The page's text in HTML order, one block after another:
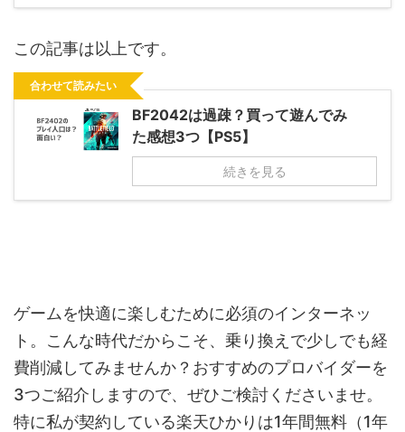
この記事は以上です。
合わせて読みたい
BF2042は過疎？買って遊んでみ
た感想3つ【PS5】
続きを見る
ゲームを快適に楽しむために必須のインターネッ
ト。こんな時代だからこそ、乗り換えで少しでも経
費削減してみませんか？おすすめのプロバイダーを
3つご紹介しますので、ぜひご検討くださいませ。
特に私が契約している楽天ひかりは1年間無料（1年